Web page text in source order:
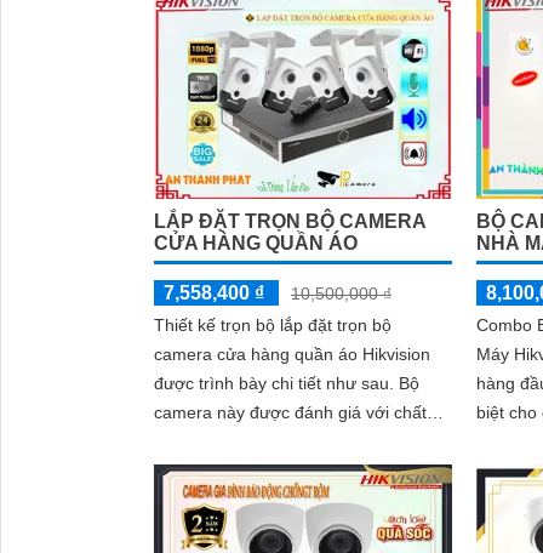
LẮP ĐẶT TRỌN BỘ CAMERA
CỬA HÀNG QUẦN ÁO
7,558,400 ₫
10,500,000 ₫
Thiết kế trọn bộ lắp đặt trọn bộ
camera cửa hàng quần áo Hikvision
được trình bày chi tiết như sau. Bộ
camera này được đánh giá với chất
định và có thể được quan sát từ xa
BỘ
NHÀ
Combo
Máy
hàng
biệt cho